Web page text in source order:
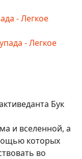
- Легкое
Бук
и вселенной, а
которых
во